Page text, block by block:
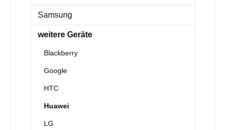
Samsung
weitere Geräte
Blackberry
Google
HTC
Huawei
LG